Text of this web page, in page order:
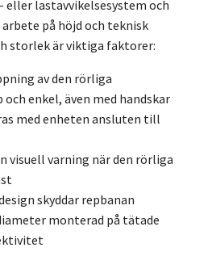
eller lastavvikelsesystem och
på höjd och teknisk
storlek är viktiga faktorer:
av den rörliga
enkel, även med handskar
med enheten ansluten till
visuell varning när den rörliga
skyddar repbanan
monterad på tätade